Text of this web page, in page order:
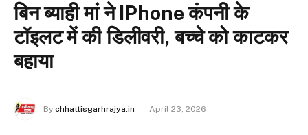
बिन ब्याही मां ने IPhone कंपनी के
टॉइलट में की डिलीवरी, बच्चे को काटकर
बहाया
By chhattisgarhrajya.in April 23, 2026